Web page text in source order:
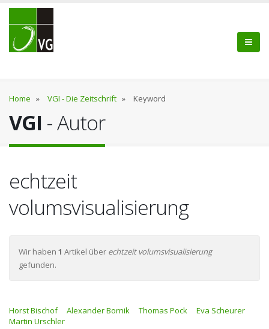
Home » VGI - Die Zeitschrift » Keyword
VGI - Autor
echtzeit
volumsvisualisierung
Wir haben 1 Artikel über echtzeit volumsvisualisierung
gefunden.
Horst Bischof Alexander Bornik Thomas Pock
Eva Scheurer
Martin Urschler